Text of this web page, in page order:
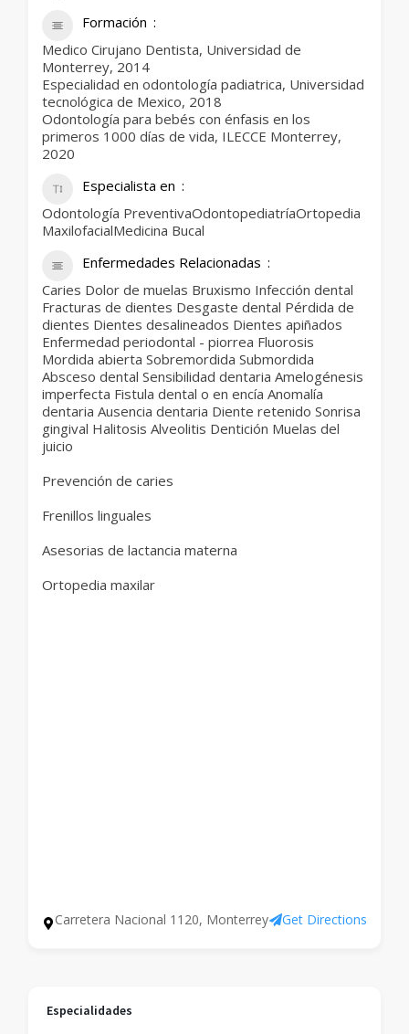
Formación
Medico Cirujano Dentista, Universidad de
Monterrey, 2014
Especialidad en odontología padiatrica, Universidad
tecnológica de Mexico, 2018
Odontología para bebés con énfasis en los
primeros 1000 días de vida, ILECCE Monterrey,
2020
Especialista en
Odontología PreventivaOdontopediatríaOrtopedia
MaxilofacialMedicina Bucal
Enfermedades Relacionadas
Caries Dolor de muelas Bruxismo Infección dental
Fracturas de dientes Desgaste dental Pérdida de
dientes Dientes desalineados Dientes apiñados
Enfermedad periodontal - piorrea Fluorosis
Mordida abierta Sobremordida Submordida
Absceso dental Sensibilidad dentaria Amelogénesis
imperfecta Fistula dental o en encía Anomalía
dentaria Ausencia dentaria Diente retenido Sonrisa
gingival Halitosis Alveolitis Dentición Muelas del
juicio
Prevención de caries
Frenillos linguales
Asesorias de lactancia materna
Ortopedia maxilar
Carretera Nacional 1120, Monterrey Get Directions
Especialidades